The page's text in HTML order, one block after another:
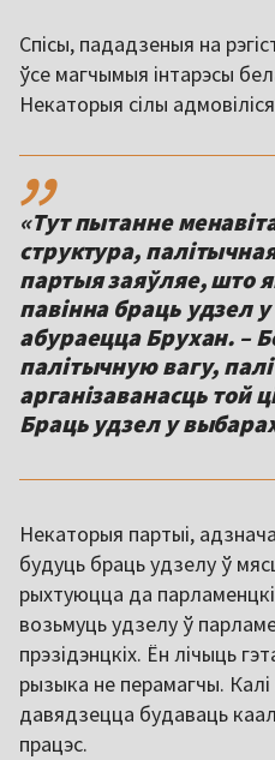
Спісы, пададзеныя на
ўсе магчымыя інтарэсы
Некаторыя сілы
,,
«Тут пытанне
структура,
партыя заяўляе, што
павінна браць удзел
абураецца Брухан. –
палітычную вагу,
арганізаванасць той
Браць удзел у
Некаторыя партыі,
будуць браць удзелу ў
рыхтуюцца да
возьмуць удзелу ў
прэзідэнцкіх. Ён лічыць
рызыка не перамагчы.
давядзецца будаваць
працэс.